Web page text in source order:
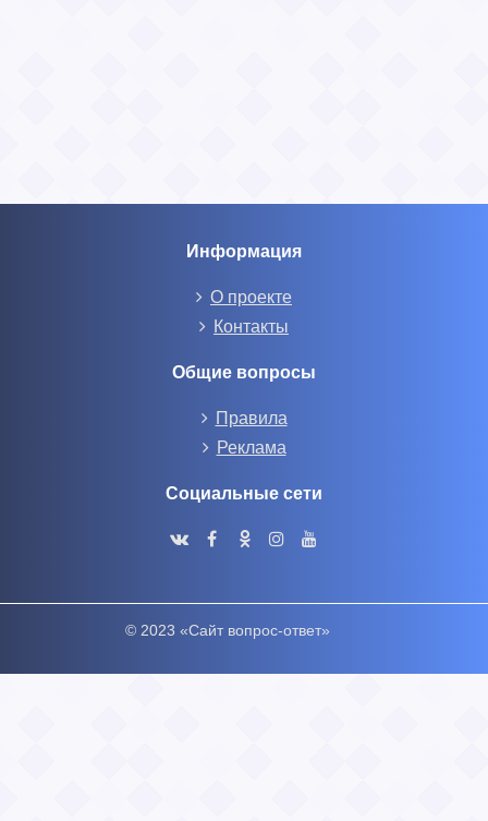
Информация
О проекте
Контакты
Общие вопросы
Правила
Реклама
Социальные сети
© 2023 «Сайт вопрос-ответ»